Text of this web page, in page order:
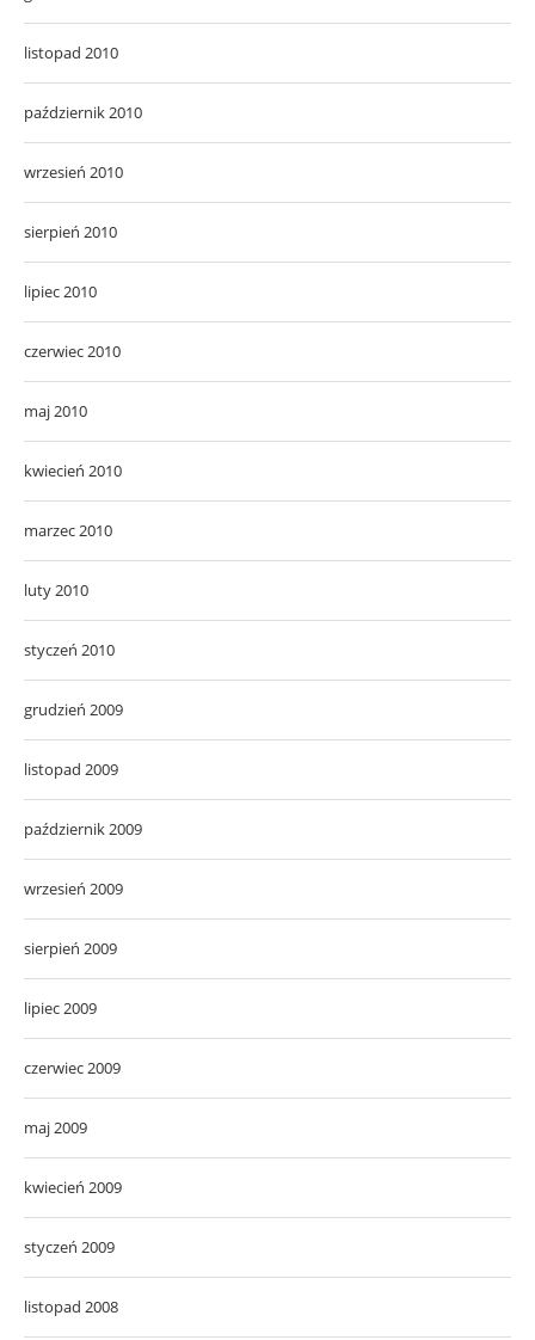
listopad 2010
październik 2010
wrzesień 2010
sierpień 2010
lipiec 2010
czerwiec 2010
maj 2010
kwiecień 2010
marzec 2010
luty 2010
styczeń 2010
grudzień 2009
listopad 2009
październik 2009
wrzesień 2009
sierpień 2009
lipiec 2009
czerwiec 2009
maj 2009
kwiecień 2009
styczeń 2009
listopad 2008